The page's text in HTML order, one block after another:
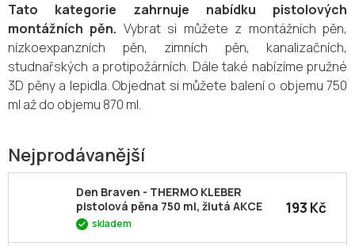
Tato kategorie zahrnuje nabídku pistolových
montážních pěn. Vybrat si můžete z montážních pěn,
nízkoexpanzních pěn, zimních pěn, kanalizačních,
studnařských a protipožárních. Dále také nabízíme pružné
3D pěny a lepidla. Objednat si můžete balení o objemu 750
ml až do objemu 870 ml.
Nejprodávanější
Den Braven - THERMO KLEBER
pistolová pěna 750 ml, žlutá AKCE
skladem
193 Kč